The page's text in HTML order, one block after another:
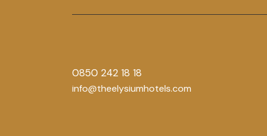
0850 242 18 18
info@theelysiumhotels.com